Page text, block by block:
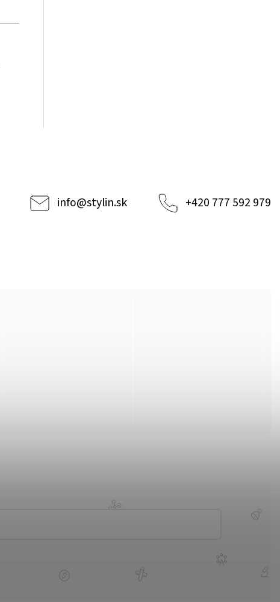
info@stylin.sk +420 777 592 979